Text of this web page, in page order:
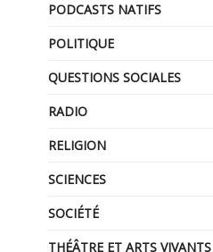
PODCASTS NATIFS
POLITIQUE
QUESTIONS SOCIALES
RADIO
RELIGION
SCIENCES
SOCIÉTÉ
THÉÂTRE ET ARTS VIVANTS